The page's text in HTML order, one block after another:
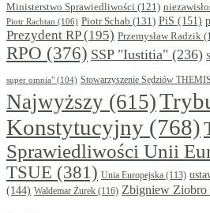
Ministerstwo Sprawiedliwości (121)
Piotr Rachtan (106) Piotr Schab (131) PiS (151)
Prezydent RP(195) Przemysław Radzik
RPO (376) SSP "Iustitia" (236)
super omnia" (104) Stowarzyszenie Sędziów THEMIS
Najwyższy (615)
Konstytucyjny (768)
Sprawiedliwości Unii
TSUE (381) Unia Europejska (113)
(144) Waldemar Żurek (116) Zbigniew Ziobro